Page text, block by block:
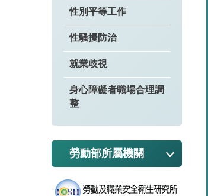
性別平等工作
性騷擾防治
就業歧視
身心障礙者職場合理調
整
勞動部所屬機關